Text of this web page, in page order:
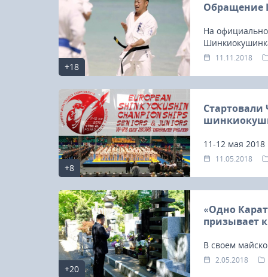
+18
Обращение
На
WKO Кэндзи
11.11.2018
+8
Стартовали
11-12 мая
и Чемпионат
11.05.2018
+20
«Одно
призывает
В своем
объединению
2.05.2018